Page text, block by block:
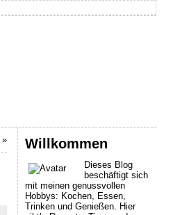
» Willkommen
Dieses Blog
beschäftigt sich
mit meinen genussvollen
Hobbys: Kochen, Essen,
Trinken und Genießen. Hier